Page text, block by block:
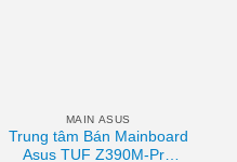
MAIN ASUS
Trung tâm Bán Mainboard
Asus TUF Z390M-Pro